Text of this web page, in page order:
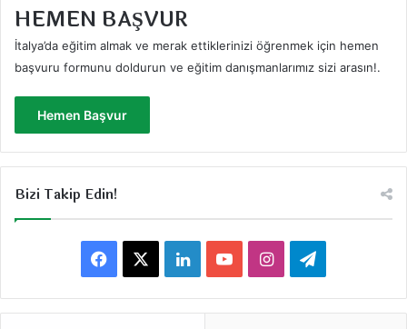
HEMEN BAŞVUR
İtalya’da eğitim almak ve merak ettiklerinizi öğrenmek için hemen
başvuru formunu doldurun ve eğitim danışmanlarımız sizi arasın!.
Hemen Başvur
Bizi Takip Edin!
a
L
i
o
I
n
e